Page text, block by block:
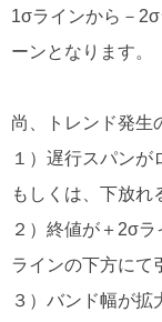
1σラインから－
ーンとなります。
尚、トレンド発生
１）遅行スパンが
もしくは、下放れ
２）終値が＋2σ
ラインの下方にて
３）バンド幅が拡